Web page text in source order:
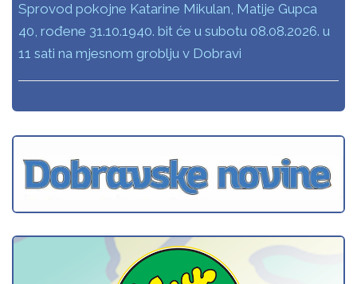
Sprovod pokojne Katarine Mikulan, Matije Gupca
40, rođene 31.10.1940. bit će u subotu 08.08.2026. u
11 sati na mjesnom groblju v Dobravi